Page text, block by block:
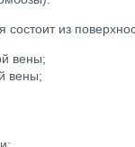
из
вены;
вены;